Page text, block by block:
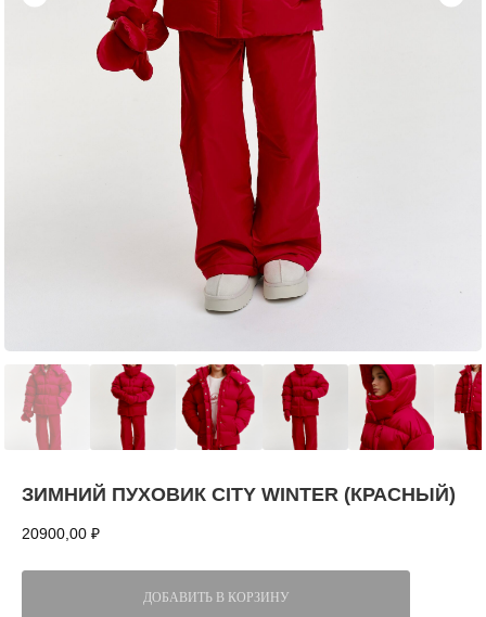
ЗИМНИЙ ПУХОВИК CITY WINTER (КРАСНЫЙ)
20900,00 ₽
ДОБАВИТЬ В КОРЗИНУ